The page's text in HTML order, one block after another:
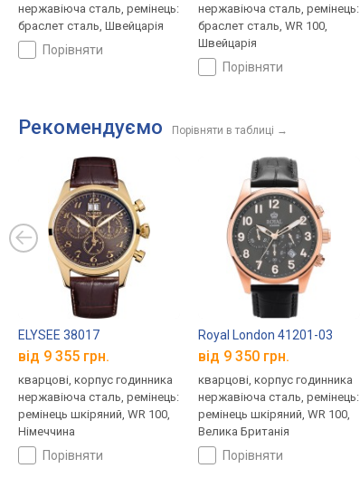
нержавіюча сталь, ремінець:
браслет сталь, Швейцарія
порівняти
нержавіюча сталь, ремінець:
браслет сталь, WR 100,
Швейцарія
порівняти
Рекомендуємо Порівняти в таблиці →
ELYSEE 38017
від 9 355 грн.
кварцові, корпус годинника
нержавіюча сталь, ремінець:
ремінець шкіряний, WR 100,
Німеччина
порівняти
Royal London 41201-03
від 9 350 грн.
кварцові, корпус годинника
нержавіюча сталь, ремінець:
ремінець шкіряний, WR 100,
Велика Британія
порівняти